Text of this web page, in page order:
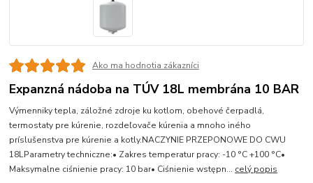
Ako ma hodnotia zákazníci
Expanzná nádoba na TÚV 18L membrána 10 BAR
Výmenniky tepla, záložné zdroje ku kotlom, obehové čerpadlá,
termostaty pre kúrenie, rozdeľovače kúrenia a mnoho iného
príslušenstva pre kúrenie a kotly.NACZYNIE PRZEPONOWE DO CWU
18LParametry techniczne:• Zakres temperatur pracy: -10 °C +100 °C•
Maksymalne ciśnienie pracy: 10 bar• Ciśnienie wstępn... celý popis